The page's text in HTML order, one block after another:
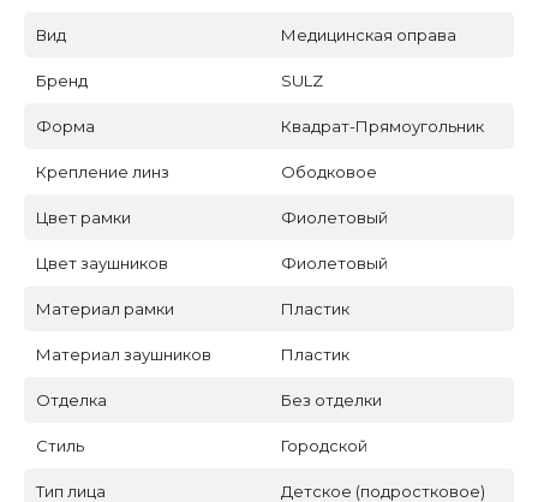
Вид Медицинская оправа
Бренд SULZ
Форма Квадрат-Прямоугольник
Крепление линз Ободковое
Цвет рамки Фиолетовый
Цвет заушников Фиолетовый
Материал рамки Пластик
Материал заушников Пластик
Отделка Без отделки
Стиль Городской
Тип лица Детское (подростковое)